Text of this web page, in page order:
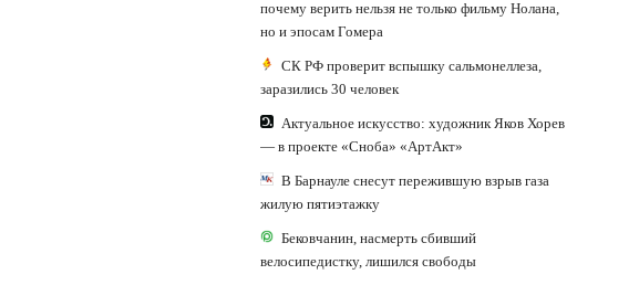
почему верить нельзя не только фильму Нолана,
но и эпосам Гомера
СК РФ проверит вспышку сальмонеллеза,
заразились 30 человек
Актуальное искусство: художник Яков Хорев
— в проекте «Сноба» «АртАкт»
В Барнауле снесут пережившую взрыв газа
жилую пятиэтажку
Бековчанин, насмерть сбивший
велосипедистку, лишился свободы